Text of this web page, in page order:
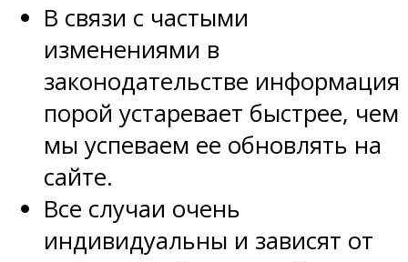
В связи с частыми
изменениями в
законодательстве информация
порой устаревает быстрее, чем
мы успеваем ее обновлять на
сайте.
Все случаи очень
индивидуальны и зависят от